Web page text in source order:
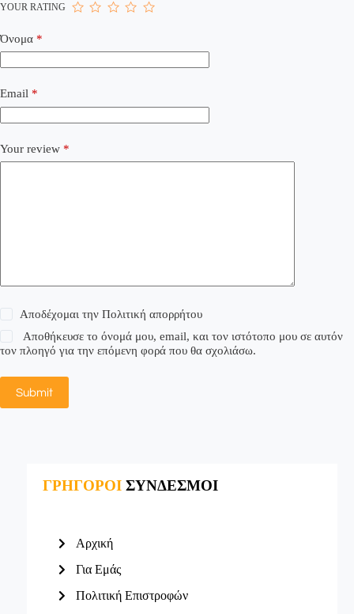
YOUR RATING
Όνομα *
Email *
Your review *
Αποδέχομαι τηνΠολιτική απορρήτου
Αποθήκευσε το όνομά μου, email, και τον ιστότοπο μου σε αυτόν
τον πλοηγό για την επόμενη φορά που θα σχολιάσω.
Submit
ΓΡΗΓΟΡΟΙΣΥΝΔΕΣΜΟΙ
Αρχική
Για Εμάς
Πολιτική Επιστροφών